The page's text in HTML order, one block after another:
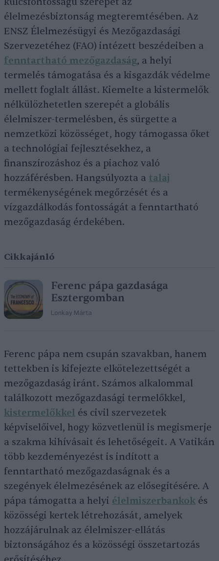
élelmezésbiztonság megteremtésében. Az
ENSZ Élelmezésügyi és Mezőgazdasági
Szervezetéhez (FAO) intézett beszédeiben a
fenntartható mezőgazdaság, a helyi
termelés támogatása és a kisgazdák védelme
mellett foglalt állást. Kiemelte a kistermelők
nélkülözhetetlen szerepét a globális
élelmiszer-termelésben, és sürgette a
nemzetközi közösséget, hogy támogassa őket
a technológiai fejlesztésekhez, a
finanszírozáshoz és a piachoz való
hozzáférésben. Hangsúlyozta a talaj
termékenységének megőrzését és a
vízgazdálkodás fontosságát a fenntartható
mezőgazdaság érdekében.
Cikkajánló
Ferenc pápa gazdasága
Esztergomban
Lonkay Márta
Ferenc pápa nem csupán szavakban, hanem
tettekben is kifejezte elkötelezettségét a
mezőgazdaság iránt. Számos alkalommal
találkozott mezőgazdasági termelőkkel,
kistermelőkkel és civil szervezetek
képviselőivel, hogy közvetlenül is megismerje
a szakma kihívásait és lehetőségeit. A Vatikán
több kezdeményezést is indított a
fenntartható mezőgazdaságnak és a
szegények élelmezésének az elősegítésére. A
pápa támogatta a helyi élelmiszerbankok és
közösségi kertek létrehozását, amelyek
hozzájárulnak az élelmiszer-ellátás
biztonságához és a közösségi összetartozás